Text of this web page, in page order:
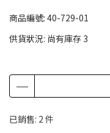
商品編號: 40-729-01
供貨狀況: 尚有庫存 3
已銷售: 2 件